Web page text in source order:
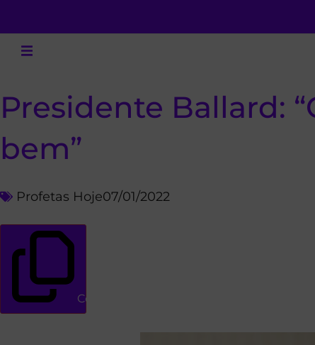
Presidente Ballard:
bem”
Profetas Hoje07/01/2022
Copiar link